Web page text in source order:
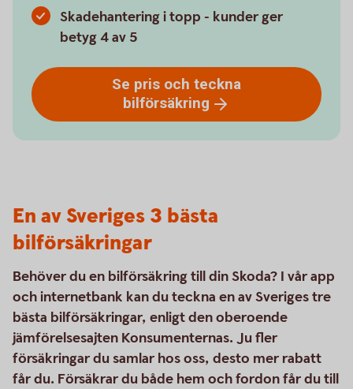
Skadehantering i topp - kunder ger
betyg 4 av 5
Se pris och teckna
bilförsäkring
En av Sveriges 3 bästa
bilförsäkringar
Behöver du en bilförsäkring till din Skoda? I vår app
och internetbank kan du teckna en av Sveriges tre
bästa bilförsäkringar, enligt den oberoende
jämförelsesajten Konsumenternas. Ju fler
försäkringar du samlar hos oss, desto mer rabatt
får du. Försäkrar du både hem och fordon får du till